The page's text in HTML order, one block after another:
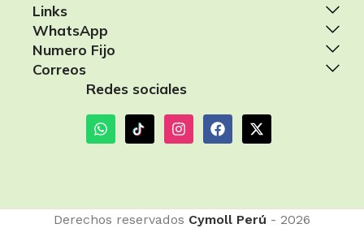
Links
WhatsApp
Numero Fijo
Correos
Redes sociales
Derechos reservados Cymoll Perú - 2026